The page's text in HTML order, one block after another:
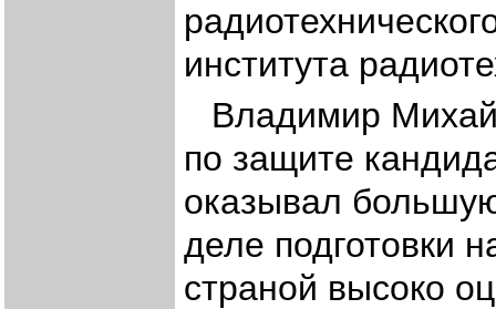
института
Владимир
по защите
оказывал
деле подготовки
страной высоко